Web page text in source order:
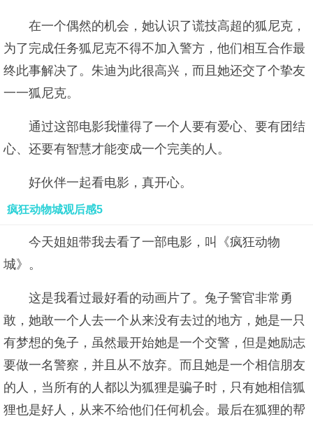
在一个偶然的机会，她认识了谎技高超的狐尼克，
为了完成任务狐尼克不得不加入警方，他们相互合作最
终此事解决了。朱迪为此很高兴，而且她还交了个挚友
一一狐尼克。
通过这部电影我懂得了一个人要有爱心、要有团结
心、还要有智慧才能变成一个完美的人。
好伙伴一起看电影，真开心。
疯狂动物城观后感5
今天姐姐带我去看了一部电影，叫《疯狂动物
城》。
这是我看过最好看的动画片了。兔子警官非常勇
敢，她敢一个人去一个从来没有去过的地方，她是一只
有梦想的兔子，虽然最开始她是一个交警，但是她励志
要做一名警察，并且从不放弃。而且她是一个相信朋友
的人，当所有的人都以为狐狸是骗子时，只有她相信狐
狸也是好人，从来不给他们任何机会。最后在狐狸的帮